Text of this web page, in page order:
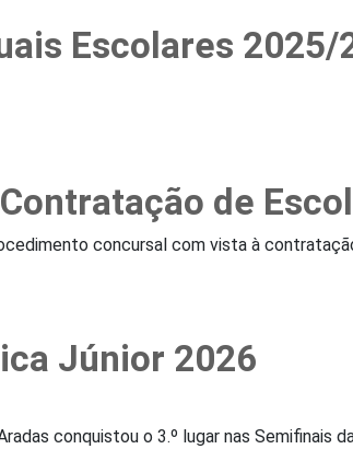
Escolares 2025/
de
concursal com vista à
Júnior 2026
conquistou o 3.º lugar nas